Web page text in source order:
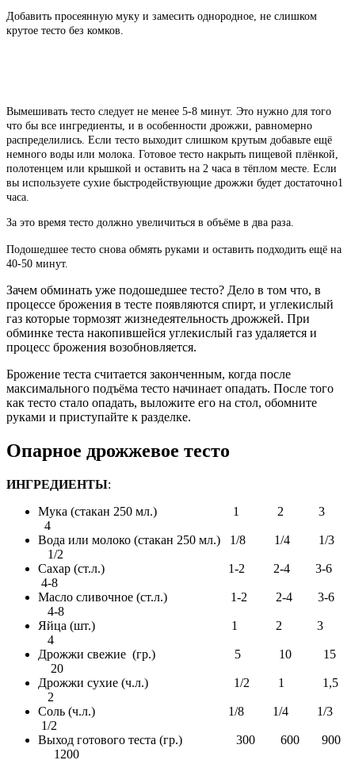
Добавить просеянную муку и замесить однородное, не слишком
крутое тесто без комков.
Вымешивать тесто следует не менее 5-8 минут. Это нужно для того
что бы все ингредиенты, и в особенности дрожжи, равномерно
распределились. Если тесто выходит слишком крутым добавьте ещё
немного воды или молока. Готовое тесто накрыть пищевой плёнкой,
полотенцем или крышкой и оставить на 2 часа в тёплом месте. Если
вы используете сухие быстродействующие дрожжи будет достаточно1
часа.
За это время тесто должно увеличиться в объёме в два раза.
Подошедшее тесто снова обмять руками и оставить подходить ещё на
40-50 минут.
Зачем обминать уже подошедшее тесто? Дело в том что, в
процессе брожения в тесте появляются спирт, и углекислый
газ которые тормозят жизнедеятельность дрожжей. При
обминке теста накопившейся углекислый газ удаляется и
процесс брожения возобновляется.
Брожение теста считается законченным, когда после
максимального подъёма тесто начинает опадать. После того
как тесто стало опадать, выложите его на стол, обомните
руками и приступайте к разделке.
Опарное дрожжевое тесто
ИНГРЕДИЕНТЫ:
Мука (стакан 250 мл.) 1 2 3
4
Вода или молоко (стакан 250 мл.) 1/8 1/4 1/3
1/2
Сахар (ст.л.) 1-2 2-4 3-6
4-8
Масло сливочное (ст.л.) 1-2 2-4 3-6
4-8
Яйца (шт.) 1 2 3
4
Дрожжи свежие (гр.) 5 10 15
20
Дрожжи сухие (ч.л.) 1/2 1 1,5
2
Соль (ч.л.) 1/8 1/4 1/3
1/2
Выход готового теста (гр.) 300 600 900
1200